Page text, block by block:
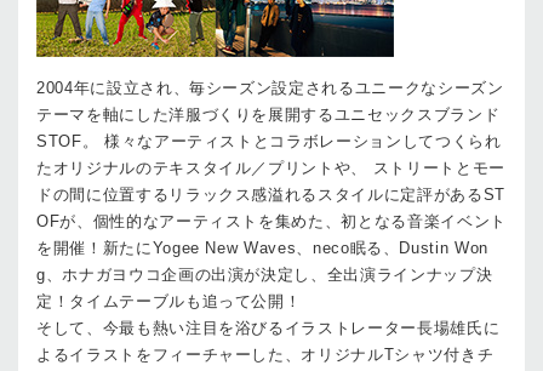
2004年に設立され、毎シーズン設定されるユニークなシーズン
テーマを軸にした洋服づくりを展開するユニセックスブランド
STOF。 様々なアーティストとコラボレーションしてつくられ
たオリジナルのテキスタイル／プリントや、 ストリートとモー
ドの間に位置するリラックス感溢れるスタイルに定評があるST
OFが、個性的なアーティストを集めた、初となる音楽イベント
を開催！新たにYogee New Waves、neco眠る、Dustin Won
g、ホナガヨウコ企画の出演が決定し、全出演ラインナップ決
定！タイムテーブルも追って公開！
そして、今最も熱い注目を浴びるイラストレーター長場雄氏に
よるイラストをフィーチャーした、オリジナルTシャツ付きチ